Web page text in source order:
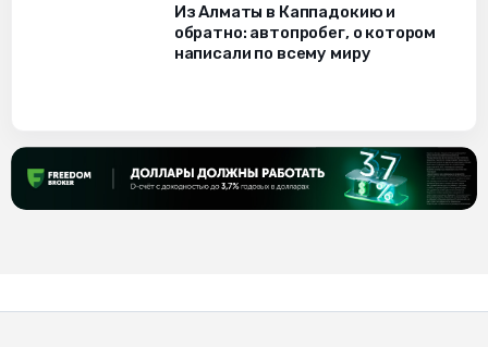
Из Алматы в Каппадокию и
обратно: автопробег, о котором
написали по всему миру